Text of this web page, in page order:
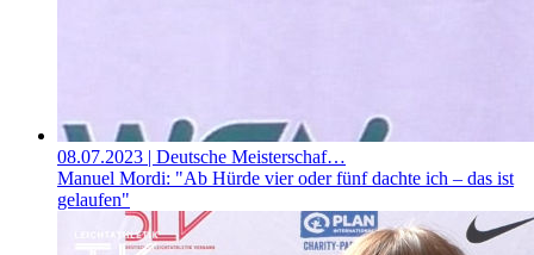
08.07.2023 | Deutsche Meisterschaf…
Manuel Mordi: "Ab Hürde vier oder fünf dachte ich – das ist
gelaufen"